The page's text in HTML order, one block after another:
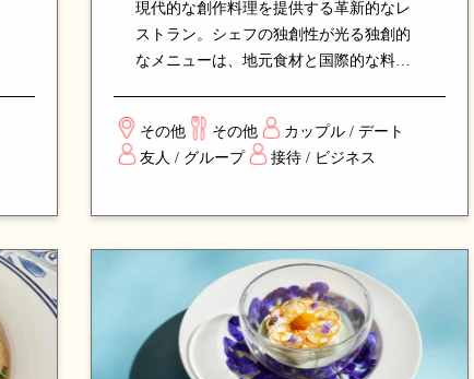
現代的な創作料理を提供する革新的なレ
ストラン。シェフの独創性が光る独創的
なメニューは、地元食材と国際的な料理
エレガントな空間で楽しむ、新しい味の
発見と贅沢な体験を求める食通から高い
評価を得ている、注目のダイニングスポ
その他 その他
カップル / デート
友人 / グループ
接待 / ビジネス